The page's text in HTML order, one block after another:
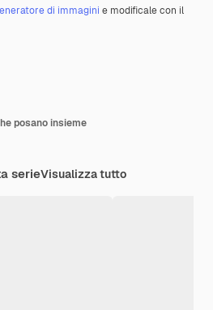
di immagini e modificale con il
posano insieme
serieVisualizza tutto